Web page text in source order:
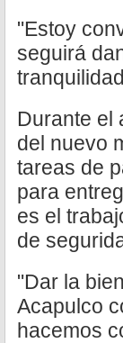
"Estoy
seguirá
Durante el
del nuevo
tareas de
para
es el
de
"Dar la
Acapulco
hacemos